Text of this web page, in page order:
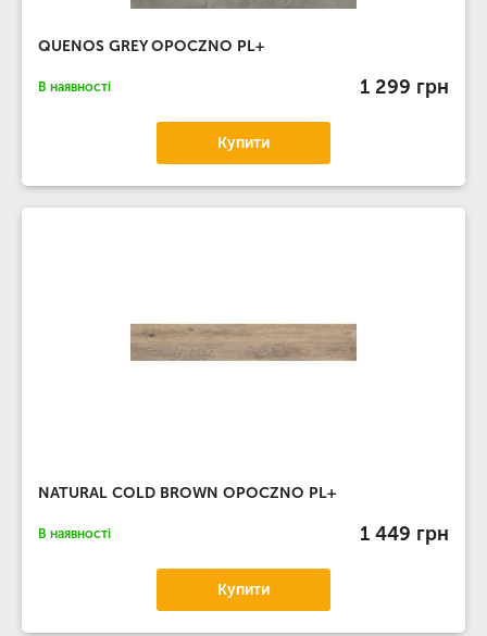
QUENOS GREY OPOCZNO PL+
В наявності 1 299 грн
Купити
NATURAL COLD BROWN OPOCZNO PL+
В наявності 1 449 грн
Купити